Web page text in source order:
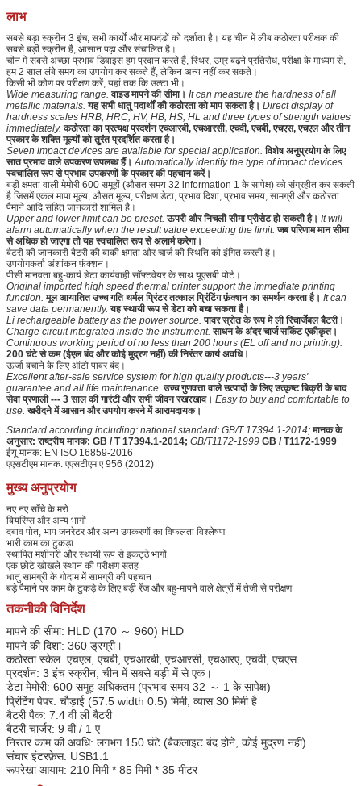
लाभ
सबसे बड़ा स्क्रीन 3 इंच, सभी कार्यों और मापदंडों को दर्शाता है। यह चीन में लीब कठोरता परीक्षक की
सबसे बड़ी स्क्रीन है, आसान पढ़ा और संचालित है।
चीन में सबसे अच्छा प्रभाव डिवाइस हम प्रदान करते हैं, स्थिर, उम्र बढ़ने प्रतिरोध, परीक्षा के माध्यम से,
हम 2 साल लंबे समय का उपयोग कर सकते हैं, लेकिन अन्य नहीं कर सकते।
किसी भी कोण पर परीक्षण करें, यहां तक ​​कि उल्टा भी।
Wide measuring range. वाइड मापने की सीमा। It can measure the hardness of all
metallic materials. यह सभी धातु पदार्थों की कठोरता को माप सकता है। Direct display of
hardness scales HRB, HRC, HV, HB, HS, HL and three types of strength values
immediately. कठोरता का प्रत्यक्ष प्रदर्शन एचआरबी, एचआरसी, एचवी, एचबी, एचएस, एचएल और तीन
प्रकार के शक्ति मूल्यों को तुरंत प्रदर्शित करता है।
Seven impact devices are available for special application. विशेष अनुप्रयोग के लिए
सात प्रभाव वाले उपकरण उपलब्ध हैं। Automatically identify the type of impact devices.
स्वचालित रूप से प्रभाव उपकरणों के प्रकार की पहचान करें।
बड़ी क्षमता वाली मेमोरी 600 समूहों (औसत समय 32 information 1 के सापेक्ष) को संग्रहीत कर सकती
है जिसमें एकल मापा मूल्य, औसत मूल्य, परीक्षण डेटा, प्रभाव दिशा, प्रभाव समय, सामग्री और कठोरता
पैमाने आदि सहित जानकारी शामिल है।
Upper and lower limit can be preset. ऊपरी और निचली सीमा प्रीसेट हो सकती है। It will
alarm automatically when the result value exceeding the limit. जब परिणाम मान सीमा
से अधिक हो जाएगा तो यह स्वचालित रूप से अलार्म करेगा।
बैटरी की जानकारी बैटरी की बाकी क्षमता और चार्ज की स्थिति को इंगित करती है।
उपयोगकर्ता अंशांकन फ़ंक्शन।
पीसी मानवता बहु-कार्य डेटा कार्यवाही सॉफ्टवेयर के साथ यूएसबी पोर्ट।
Original imported high speed thermal printer support the immediate printing
function. मूल आयातित उच्च गति थर्मल प्रिंटर तत्काल प्रिंटिंग फ़ंक्शन का समर्थन करता है। It can
save data permanently. यह स्थायी रूप से डेटा को बचा सकता है।
Li rechargeable battery as the power source. पावर स्रोत के रूप में ली रिचार्जेबल बैटरी।
Charge circuit integrated inside the instrument. साधन के अंदर चार्ज सर्किट एकीकृत।
Continuous working period of no less than 200 hours (EL off and no printing).
200 घंटे से कम (ईएल बंद और कोई मुद्रण नहीं) की निरंतर कार्य अवधि।
ऊर्जा बचाने के लिए ऑटो पावर बंद।
Excellent after-sale service system for high quality products---3 years'
guarantee and all life maintenance. उच्च गुणवत्ता वाले उत्पादों के लिए उत्कृष्ट बिक्री के बाद
सेवा प्रणाली --- 3 साल की गारंटी और सभी जीवन रखरखाव। Easy to buy and comfortable to
use. खरीदने में आसान और उपयोग करने में आरामदायक।
Standard according including: national standard: GB/T 17394.1-2014; मानक के
अनुसार: राष्ट्रीय मानक: GB / T 17394.1-2014; GB/T1172-1999 GB / T1172-1999
ईयू मानक: EN ISO 16859-2016
एएसटीएम मानक: एएसटीएम ए 956 (2012)
मुख्य अनुप्रयोग
नए नए साँचे के मरो
बियरिंग्स और अन्य भागों
दबाव पोत, भाप जनरेटर और अन्य उपकरणों का विफलता विश्लेषण
भारी काम का टुकड़ा
स्थापित मशीनरी और स्थायी रूप से इकट्ठे भागों
एक छोटे खोखले स्थान की परीक्षण सतह
धातु सामग्री के गोदाम में सामग्री की पहचान
बड़े पैमाने पर काम के टुकड़े के लिए बड़ी रेंज और बहु-मापने वाले क्षेत्रों में तेजी से परीक्षण
तकनीकी विनिर्देश
मापने की सीमा: HLD (170 ～ 960) HLD
मापने की दिशा: 360 ड्रग्री।
कठोरता स्केल: एचएल, एचबी, एचआरबी, एचआरसी, एचआरए, एचवी, एचएस
प्रदर्शन: 3 इंच स्क्रीन, चीन में सबसे बड़ी में से एक।
डेटा मेमोरी: 600 समूह अधिकतम (प्रभाव समय 32 ～ 1 के सापेक्ष)
प्रिंटिंग पेपर: चौड़ाई (57.5 width 0.5) मिमी, व्यास 30 मिमी है
बैटरी पैक: 7.4 वी ली बैटरी
बैटरी चार्जर: 9 वी / 1 ए
निरंतर काम की अवधि: लगभग 150 घंटे (बैकलाइट बंद होने, कोई मुद्रण नहीं)
संचार इंटरफ़ेस: USB1.1
रूपरेखा आयाम: 210 मिमी * 85 मिमी * 35 मीटर